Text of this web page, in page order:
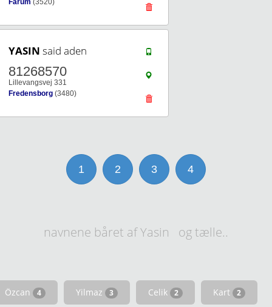
Farum (3520)
YASIN said aden
81268570
Lillevangsvej 331
Fredensborg (3480)
1 2 3 4
navnene båret af Yasin og tælle..
Özcan 4 Yilmaz 3 Celik 2 Kart 2